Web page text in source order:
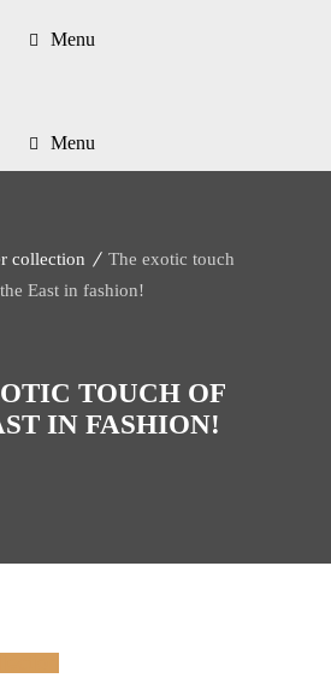
Menu
Menu
TOUCH OF
IN FASHION!
collection
The exotic touch
East in fashion!